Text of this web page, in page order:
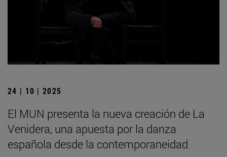
24 | 10 | 2025
El MUN presenta la nueva creación de La
Venidera, una apuesta por la danza
española desde la contemporaneidad